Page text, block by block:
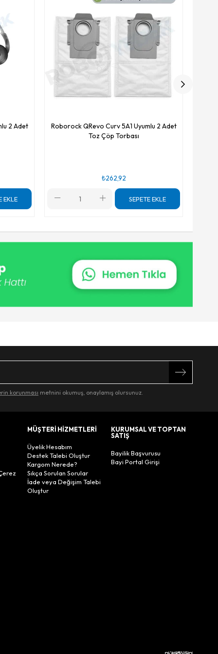
2 Adet
EKLE
Roborock QRevo Curv 5A1 Uyumlu 2 Adet
Toz Çöp Torbası
₺262,92
SEPETE EKLE
korunması metnini okumuş, onaylamış olursunuz.
MÜŞTERİ HİZMETLERİ
Üyelik Hesabım
Destek Talebi Oluştur
Kargom Nerede?
Sıkça Sorulan Sorular
İade veya Değişim Talebi
Oluştur
KURUMSAL VE TOPTAN
SATIŞ
Bayilik Başvurusu
Bayi Portal Girişi